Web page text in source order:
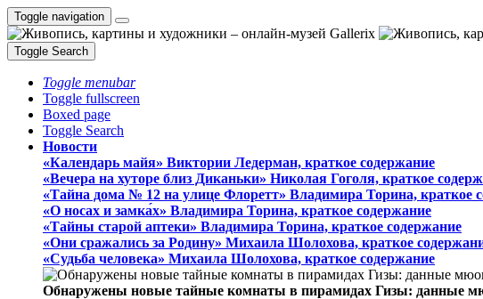
Toggle navigation
Toggle Search
Toggle menubar
Toggle fullscreen
Boxed page
Toggle Search
Новости
«Календарь майя» Виктории Ледерман, краткое содержание
«Вечера на хуторе близ Диканьки» Николая Гоголя, краткое
«Тайна дома № 12 на улице Флоретт» Владимира Торина, краткое
«О носах и замка́х» Владимира Торина, краткое содержание
«Тайны старой аптеки» Владимира Торина, краткое содержание
«Они сражались за Родину» Михаила Шолохова, краткое
«Судьба человека» Михаила Шолохова, краткое содержание
Обнаружены новые тайные комнаты в пирамидах Гизы: данные